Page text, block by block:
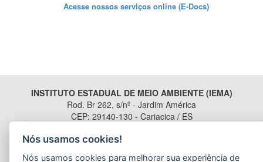
Acesse nossos serviços online (E-Docs)
INSTITUTO ESTADUAL DE MEIO AMBIENTE (IEMA)
Rod. Br 262, s/nº - Jardim América
CEP: 29140-130 - Cariacica / ES
E-mail:atendimento@iema.es.gov.br
Nós usamos cookies!
Nós usamos cookies para melhorar sua experiência de